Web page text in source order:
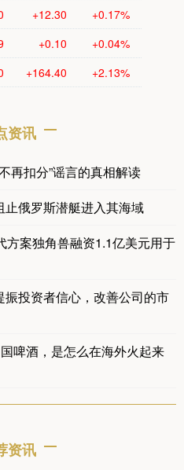
+12.30 +0.17%
+0.10 +0.04%
+164.40 +2.13%
资讯
再扣分”谣言的真相解读
俄罗斯潜艇进入其海域
方案独角兽融资1.1亿美元用于
投资者信心，改善公司的市
啤酒，是怎么在海外火起来
资讯